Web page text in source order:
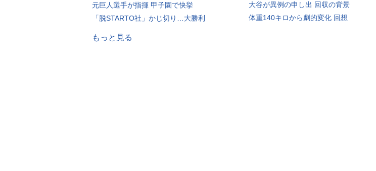
元巨人選手が指揮 甲子園で快挙
「脱STARTO社」かじ切り…大勝利
大谷が異例の申し出 回収の背景
体重140キロから劇的変化 回想
もっと見る